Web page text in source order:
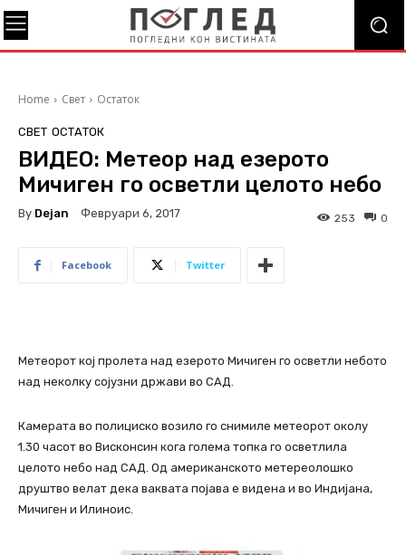
Home Свет Остаток
СВЕТ ОСТАТОК
ВИДЕО: Метеор над езерото
Мичиген го осветли целото небо
By Dejan Февруари 6, 2017 0
253
Facebook Twitter
Метеорот кој пролета над езерото Мичиген го осветли небото
над неколку сојузни држави во САД.
Камерата во полициско возило го снимиле метеорот околу
1.30 часот во Висконсин кога голема топка го осветлила
целото небо над САД. Од американското метереолошко
друштво велат дека ваквата појава е видена и во Индијана,
Мичиген и Илиноис.